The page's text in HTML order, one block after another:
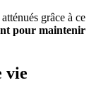
grâce à ce
pour maintenir
vie